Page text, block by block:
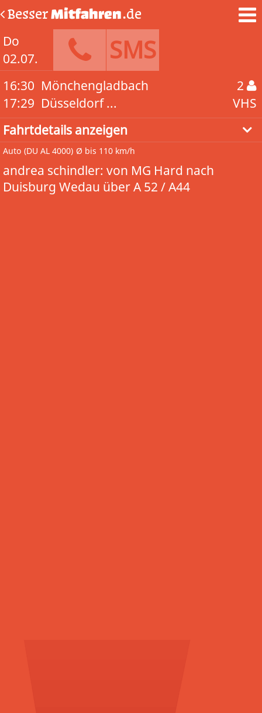
BesserMitfahren.de
Do
02.07.
SMS
16:30
17:29
Mönchengladbach
Düsseldorf ...
2
VHS
Fahrtdetails anzeigen
Auto (DU AL 4000) Ø bis 110 km/h
andrea schindler: von MG Hard nach
Duisburg Wedau über A 52 / A44